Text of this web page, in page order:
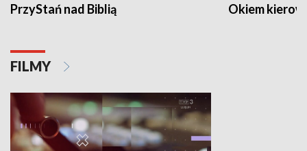
PrzyStań nad Biblią Okiem
FILMY